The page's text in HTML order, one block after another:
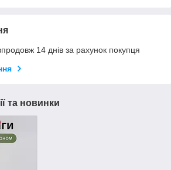
14 днів за рахунок покупця
та новинки